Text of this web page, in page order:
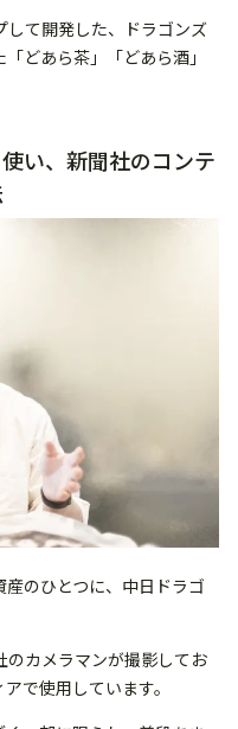
して開発した、ドラゴンズ
どあら茶」「どあら酒」
い、新聞社のコンテ
のひとつに、中日ドラゴ
のカメラマンが撮影してお
で使用しています。